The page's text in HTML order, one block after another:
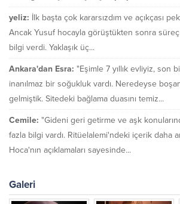
yeliz: İlk başta çok kararsızdım ve açıkçası
Ancak Yusuf hocayla görüştükten sonra
bilgi verdi. Yaklaşık üç...
Ankara'dan Esra: "Eşimle 7 yıllık evliyiz, son
inanılmaz bir soğukluk vardı. Neredeyse
gelmiştik. Sitedeki bağlama duasını temiz...
Cemile: "Gideni geri getirme ve aşk
fazla bilgi vardı. Ritüelalemi'ndeki içerik daha
Hoca'nın açıklamaları sayesinde...
Galeri